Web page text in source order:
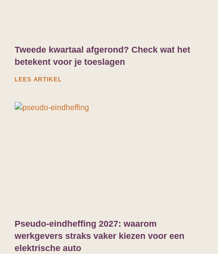
Tweede kwartaal afgerond? Check wat het
betekent voor je toeslagen
LEES ARTIKEL
Pseudo-eindheffing 2027: waarom
werkgevers straks vaker kiezen voor een
elektrische auto